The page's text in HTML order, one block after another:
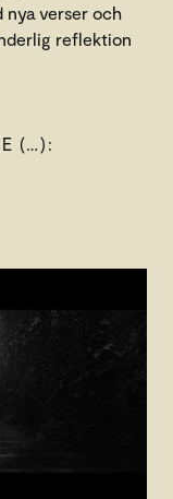
nya verser och
reflektion
(…):